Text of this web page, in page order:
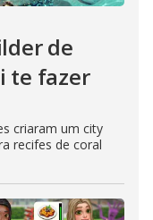
de
te fazer
criaram um city
recifes de coral